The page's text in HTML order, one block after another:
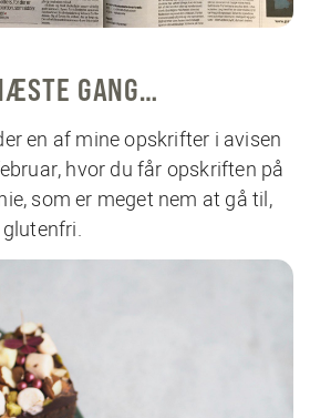
GANG…
en af mine opskrifter i avisen
hvor du får opskriften på
som er meget nem at gå til,